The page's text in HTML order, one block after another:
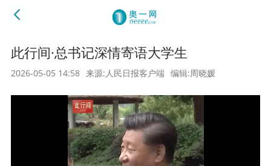
此行间·总书记深情寄语大学生
2026-05-05 14:58 来源:人民日报客户端 编辑:周晓媛